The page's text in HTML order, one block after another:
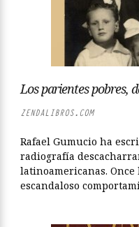
Los parientes pobres,
ZENDALIBROS.COM
Rafael Gumucio ha
radiografía
latinoamericanas.
escandaloso